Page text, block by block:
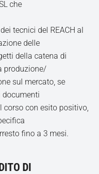
che
tecnici del REACH al
delle
della catena di
produzione/
sul mercato, se
documenti
con esito positivo,
fino a 3 mesi.
DI